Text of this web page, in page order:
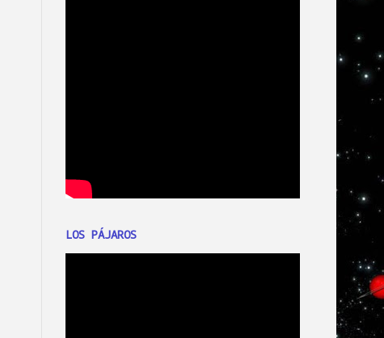
LOS PÁJAROS